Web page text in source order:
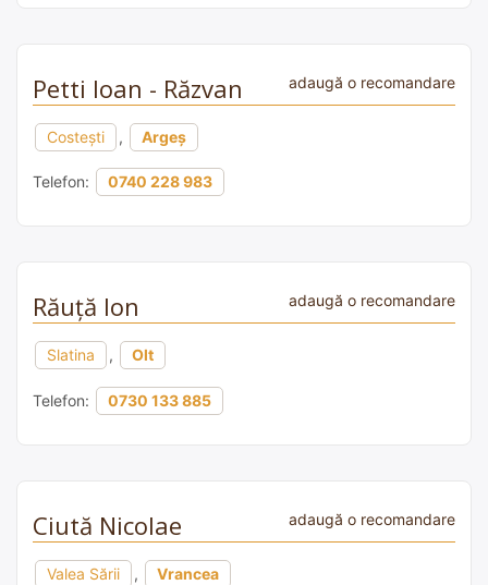
Petti Ioan - Răzvan adaugă o recomandare
Costești , Argeș
Telefon: 0740 228 983
Răuță Ion adaugă o recomandare
Slatina , Olt
Telefon: 0730 133 885
Ciută Nicolae adaugă o recomandare
Valea Sării , Vrancea